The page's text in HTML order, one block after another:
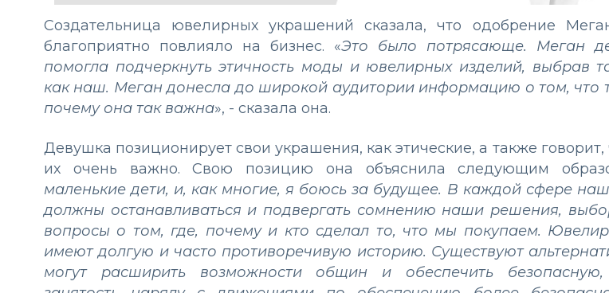
Создательница ювелирных украшений сказала, что одобрение
благоприятно повлияло на бизнес. «Это было потрясающе. Меган
помогла подчеркнуть этичность моды и ювелирных изделий, выбрав
как наш. Меган донесла до широкой аудитории информацию о том, что
почему она так важна», - сказала она.
Девушка позиционирует свои украшения, как этические, а также говорит,
их очень важно. Свою позицию она объяснила следующим
маленькие дети, и, как многие, я боюсь за будущее. В каждой сфере
должны останавливаться и подвергать сомнению наши решения,
вопросы о том, где, почему и кто сделал то, что мы покупаем.
имеют долгую и часто противоречивую историю. Существуют
могут расширить возможности общин и обеспечить безопасную,